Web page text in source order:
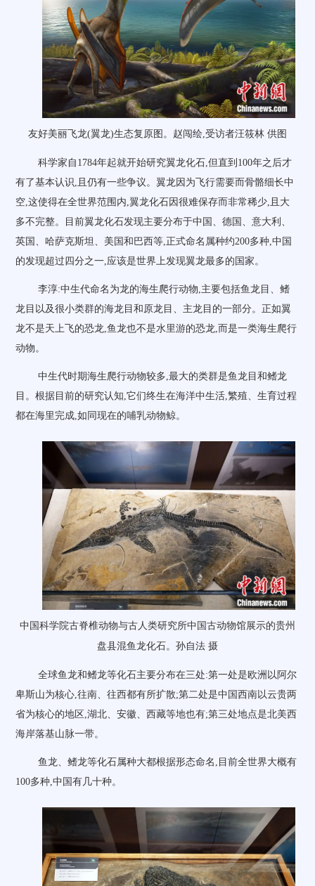
友好美丽飞龙(翼龙)生态复原图。赵闯绘,受访者汪筱林 供图
科学家自1784年起就开始研究翼龙化石,但直到100年之后才
有了基本认识,且仍有一些争议。翼龙因为飞行需要而骨骼细长中
空,这使得在全世界范围内,翼龙化石因很难保存而非常稀少,且大
多不完整。目前翼龙化石发现主要分布于中国、德国、意大利、
英国、哈萨克斯坦、美国和巴西等,正式命名属种约200多种,中国
的发现超过四分之一,应该是世界上发现翼龙最多的国家。
李淳:中生代命名为龙的海生爬行动物,主要包括鱼龙目、鳍
龙目以及很小类群的海龙目和原龙目、主龙目的一部分。正如翼
龙不是天上飞的恐龙,鱼龙也不是水里游的恐龙,而是一类海生爬行
动物。
中生代时期海生爬行动物较多,最大的类群是鱼龙目和鳍龙
目。根据目前的研究认知,它们终生在海洋中生活,繁殖、生育过程
都在海里完成,如同现在的哺乳动物鲸。
中国科学院古脊椎动物与古人类研究所中国古动物馆展示的贵州
盘县混鱼龙化石。孙自法 摄
全球鱼龙和鳍龙等化石主要分布在三处:第一处是欧洲以阿尔
卑斯山为核心,往南、往西都有所扩散;第二处是中国西南以云贵两
省为核心的地区,湖北、安徽、西藏等地也有;第三处地点是北美西
海岸落基山脉一带。
鱼龙、鳍龙等化石属种大都根据形态命名,目前全世界大概有
100多种,中国有几十种。